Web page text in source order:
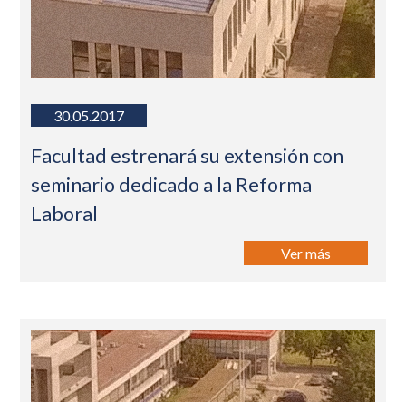
30.05.2017
Facultad estrenará su extensión con
seminario dedicado a la Reforma
Laboral
Ver más